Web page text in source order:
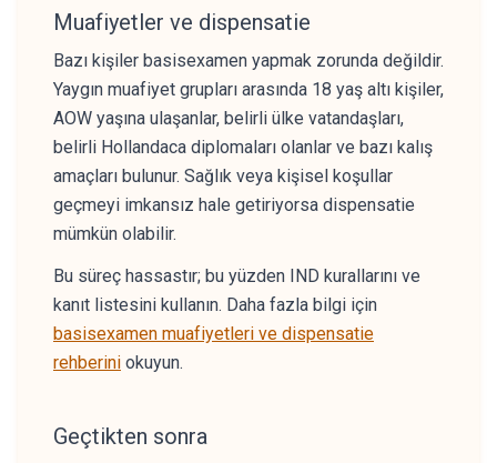
Muafiyetler ve dispensatie
Bazı kişiler basisexamen yapmak zorunda değildir.
Yaygın muafiyet grupları arasında 18 yaş altı kişiler,
AOW yaşına ulaşanlar, belirli ülke vatandaşları,
belirli Hollandaca diplomaları olanlar ve bazı kalış
amaçları bulunur. Sağlık veya kişisel koşullar
geçmeyi imkansız hale getiriyorsa dispensatie
mümkün olabilir.
Bu süreç hassastır; bu yüzden IND kurallarını ve
kanıt listesini kullanın. Daha fazla bilgi için
basisexamen muafiyetleri ve dispensatie
rehberini okuyun.
Geçtikten sonra